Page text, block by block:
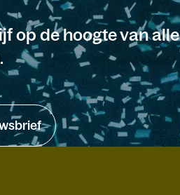
op de hoogte van alle